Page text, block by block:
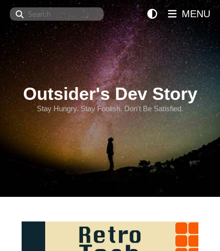
Search
Outsider's Dev Story
Stay Hungry. Stay Foolish. Don't Be Satisfied.
MENU